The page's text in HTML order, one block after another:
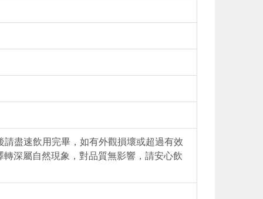
盡速飲用完畢，如有外觀損壞或超過有效
深屬自然現象，對品質無影響，請安心飲